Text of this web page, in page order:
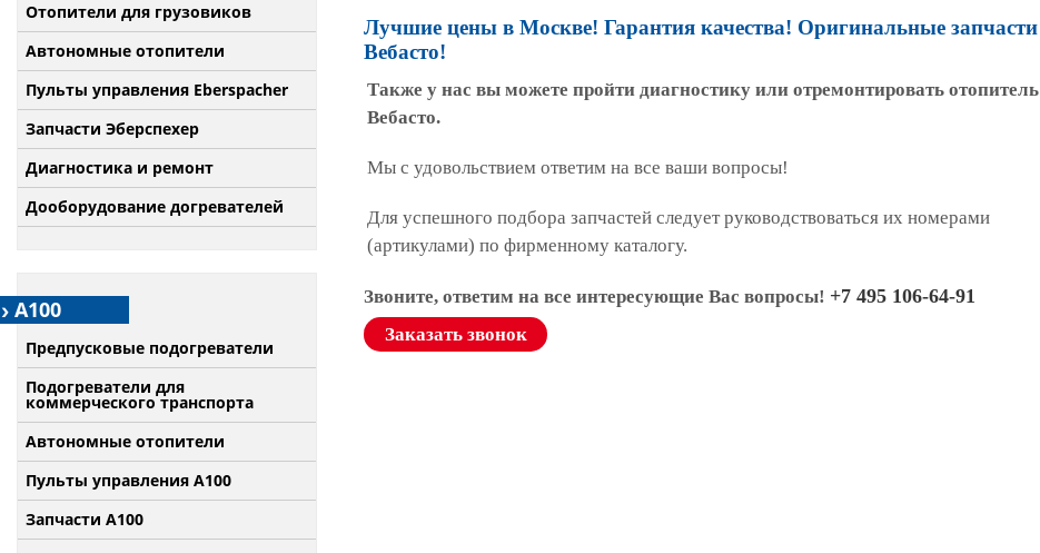
Отопители для грузовиков
Автономные отопители
Пульты управления Eberspacher
Запчасти Эберспехер
Диагностика и ремонт
Дооборудование догревателей
А100
Предпусковые подогреватели
Подогреватели для
коммерческого транспорта
Автономные отопители
Пульты управления A100
Запчасти А100
Лучшие цены в Москве! Гарантия качества! Оригинальные запчасти
Вебасто!
Также у нас вы можете пройти диагностику или отремонтировать отопитель
Вебасто.
Мы с удовольствием ответим на все ваши вопросы!
Для успешного подбора запчастей следует руководствоваться их номерами
(артикулами) по фирменному каталогу.
Звоните, ответим на все интересующие Вас вопросы! +7 495 106-64-91
Заказать звонок